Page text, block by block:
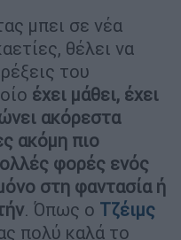
μπει σε νέα
θέλει να
του
έχει μάθει, έχει
ακόρεστα
ακόμη πιο
φορές ενός
στη φαντασία ή
. Όπως ο Τζέιμς
πολύ καλά το